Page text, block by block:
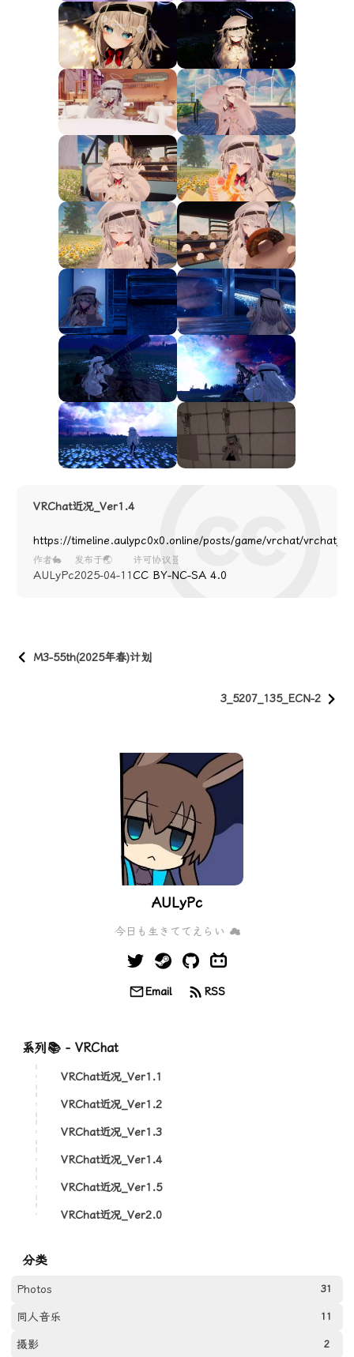
AULyPc
今日も生きててえらい ☁
Email RSS
系列📚 - VRChat
VRChat近况_Ver1.1
VRChat近况_Ver1.2
VRChat近况_Ver1.3
VRChat近况_Ver1.4
VRChat近况_Ver1.5
VRChat近况_Ver2.0
分类
Photos 31
同人音乐 11
摄影 2
VRChat近况_Ver1.4
https://timeline.aulypc0x0.online/posts/game/vrchat/
作者🐇
AULyPc
发布于🌏
2025-04-11
许可协议🧬
CC BY-NC-SA 4.0
M3-55th(2025年春)计划
3_5207_135_ECN-2